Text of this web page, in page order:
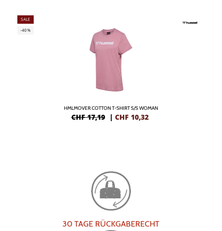
SALE
-40%
HMLMOVER COTTON T-SHIRT S/S WOMAN
CHF 17,19 | CHF 10,32
30 TAGE RÜCKGABERECHT